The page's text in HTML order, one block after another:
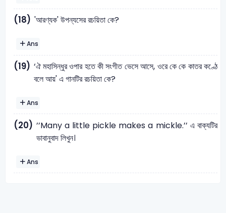
(18) 'আরণ্যক' উপন্যসের রচয়িতা কে?
Ans
(19) ‘ঐ মহাসিন্ধুর ওপার হতে কী সংগীত ভেসে আসে, ওরে কে কে কাতর কণ্ঠে
বলে আয়' এ গানটির রচয়িতা কে?
Ans
(20) ’’Many a little pickle makes a mickle.’’ এ বাক্যটির
ভাবানুবাদ লিখুন।
Ans